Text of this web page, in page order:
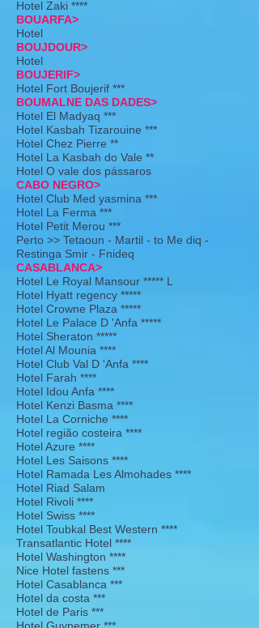
Hotel Zaki ****
BOUARFA>
Hotel
BOUJDOUR>
Hotel
BOUJERIF>
Hotel Fort Boujerif ***
BOUMALNE DAS DADES>
Hotel El Madyaq ***
Hotel Kasbah Tizarouine ***
Hotel Chez Pierre **
Hotel La Kasbah do Vale **
Hotel O vale dos pássaros
CABO NEGRO>
Hotel Club Med yasmina ***
Hotel La Ferma ***
Hotel Petit Merou ***
Perto >> Tetaoun - Martil - to Me diq -
Restinga Smir - Fnideq
CASABLANCA>
Hotel Le Royal Mansour ***** L
Hotel Hyatt regency *****
Hotel Crowne Plaza *****
Hotel Le Palace D 'Anfa *****
Hotel Sheraton *****
Hotel Al Mounia ****
Hotel Club Val D 'Anfa ****
Hotel Farah ****
Hotel Idou Anfa ****
Hotel Kenzi Basma ****
Hotel La Corniche ****
Hotel região costeira ****
Hotel Azure ****
Hotel Les Saisons ****
Hotel Ramada Les Almohades ****
Hotel Riad Salam
Hotel Rivoli ****
Hotel Swiss ****
Hotel Toubkal Best Western ****
Transatlantic Hotel ****
Hotel Washington ****
Nice Hotel fastens ***
Hotel Casablanca ***
Hotel da costa ***
Hotel de Paris ***